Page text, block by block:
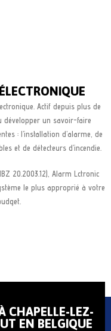
Actif depuis plus de
développer un savoir-faire
: l’installation d’alarme, de
et de détecteurs d’incendie.
20.2003.12), Alarm Lctronic
le plus approprié à votre
CHAPELLE-LEZ-
EN BELGIQUE